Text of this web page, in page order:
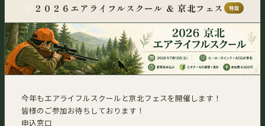
２０２６エアライフルスクール ＆ 京北フェス 特設
今年もエアライフルスクールと京北フェスを開催します！
皆様のご参加お待ちしております！
申込窓口